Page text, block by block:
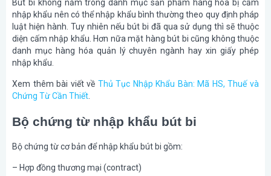
Bút bi không nằm trong danh mục sản phẩm hàng hóa bị cấm
nhập khẩu nên có thể nhập khẩu bình thường theo quy định pháp
luật hiện hành. Tuy nhiên nếu bút bi đã qua sử dụng thì sẽ thuộc
diện cấm nhập khẩu. Hơn nữa mặt hàng bút bi cũng không thuộc
danh mục hàng hóa quản lý chuyên ngành hay xin giấy phép
nhập khẩu.
Xem thêm bài viết về Thủ Tục Nhập Khẩu Bàn: Mã HS, Thuế và
Chứng Từ Cần Thiết.
Bộ chứng từ nhập khẩu bút bi
Bộ chứng từ cơ bản để nhập khẩu bút bi gồm:
– Hợp đồng thương mại (contract)